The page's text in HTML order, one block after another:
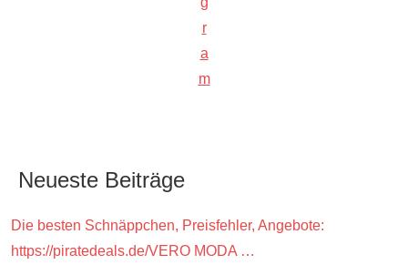
r
a
m
Neueste Beiträge
Die besten Schnäppchen, Preisfehler, Angebote:
https://piratedeals.de/VERO MODA …